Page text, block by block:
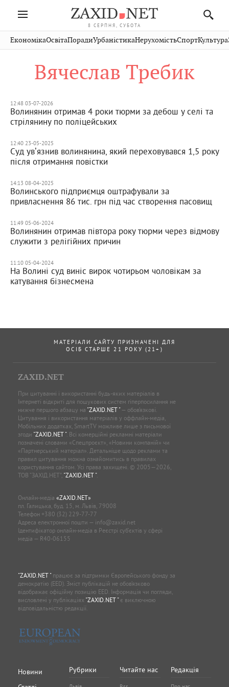
8 СЕРПНЯ, СУБОТА
Івано-
Франківськ
Волинь
Рівне
Чернівці
Стрий
Хмельницький
Публікації
Авто СловкоКультура
Кіно Дім СпортКраєзнавство
ЕкономікаОсвітаПорадиУрбаністикаНерухомістьСпортКультура
Вячеслав Требик
12:48 03-07-2026
Волинянин отримав 4 роки тюрми за дебош у селі та
стрілянину по поліцейських
12:40 23-05-2025
Суд увʼязнив волинянина, який переховувався 1,5 року
після отримання повістки
14:13 08-04-2025
Волинського підприємця оштрафували за
привласнення 86 тис. грн під час створення пасовищ
11:49 05-06-2024
Волинянин отримав півтора року тюрми через відмову
служити з релігійних причин
11:10 05-04-2024
На Волині суд виніс вирок чотирьом чоловікам за
катування бізнесмена
МАТЕРІАЛИ САЙТУ ПРИЗНАЧЕНІ ДЛЯ
ОСІБ СТАРШЕ 21 РОКУ (21+)
ZAXID.NET
При цитуванні і використанні будь-яких матеріалів в
Інтернеті відкриті для пошукових систем гіперпосилання не
нижче першого абзацу на "ZAXID.NET "— обов’язкові.
Цитування і використання матеріалів у оффлайн-медіа,
Мобільних додатках, SmartTV можливе лише з письмової
згоди "ZAXID.NET ". Всі комерційні рекламні матеріали
позначені словами «Спецпроєкт», «Новини компаній» чи
«Партнерський матеріал». Детальніше щодо реклами та
правил цитування можна ознайомитись в правилах
користування сайтом. Усі права захищені. © 2005—2026,
ТОВ “ЗАХІД.НЕТ”, "ZAXID.NET ".
Онлайн-медіа «ZAXID.NET»
пл. Галицька, буд. 15, м. Львів, 79008
Телефон +380 (32) 229-77-77
Адреса електронної пошти — info@zaxid.net
Ідентифікатор онлайн-медіа в Реєстрі суб'єктів у сфері
медіа — R40-06155
"ZAXID.NET "працює за підтримки Європейського фонду за
демократію (EED). Зміст публікацій не обов’язково
відображає офіційну позицію EED. Інформація чи погляди,
висловлені у публікаціях "ZAXID.NET "є виключною
відповідальністю редакції.
Новини
Рубрики Читайте нас Редакція